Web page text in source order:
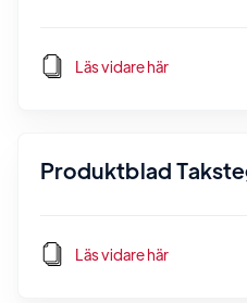
Läs vidare här
Produktblad
Läs vidare här